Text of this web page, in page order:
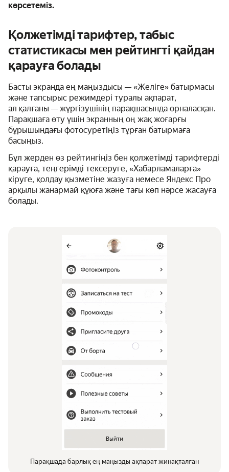
көрсетеміз.
Қолжетімді тарифтер, табыс
статистикасы мен рейтингті қайдан
қарауға болады
Басты экранда ең маңыздысы — «Желіге» батырмасы
және тапсырыс режимдері туралы ақпарат,
ал қалғаны — жүргізушінің парақшасында орналасқан.
Парақшаға өту үшін экранның оң жақ жоғарғы
бұрышындағы фотосуретіңіз тұрған батырмаға
басыңыз.
Бұл жерден өз рейтингіңіз бен қолжетімді тарифтерді
қарауға, теңгерімді тексеруге, «Хабарламаларға»
кіруге, қолдау қызметіне жазуға немесе Яндекс Про
арқылы жанармай құюға және тағы көп нәрсе жасауға
болады.
Парақшада барлық ең маңызды ақпарат жинақталған